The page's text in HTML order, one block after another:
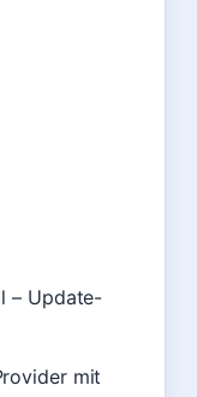
– Update-
mit